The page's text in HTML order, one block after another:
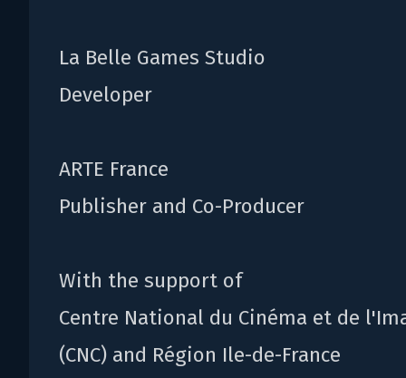
La Belle Games Studio
Developer
ARTE France
Publisher and Co-Producer
With the support of
Centre National du Cinéma et de
(CNC) and Région Ile-de-France